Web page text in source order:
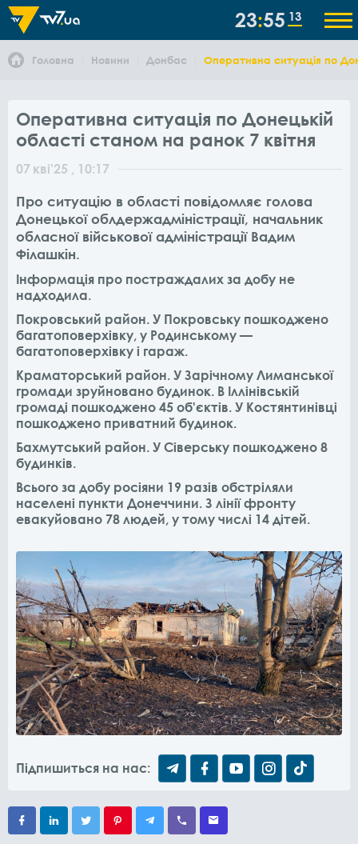
23 55 13
Головна Новини Донбас Оперативна ситуація по
Оперативна ситуація по Донецькій
області станом на ранок 7 квітня
07 кві'25 , 10:17
Про ситуацію в області повідомляє голова
Донецької облдержадміністрації, начальник
обласної військової адміністрації Вадим
Філашкін.
Інформація про постраждалих за добу не
надходила.
Покровський район. У Покровську пошкоджено
багатоповерхівку, у Родинському —
багатоповерхівку і гараж.
Краматорський район. У Зарічному Лиманської
громади зруйновано будинок. В Іллінівській
громаді пошкоджено 45 об'єктів. У Костянтинівці
пошкоджено приватний будинок.
Бахмутський район. У Сіверську пошкоджено 8
будинків.
Всього за добу росіяни 19 разів обстріляли
населені пункти Донеччини. З лінії фронту
евакуйовано 78 людей, у тому числі 14 дітей.
Підпишиться на нас: